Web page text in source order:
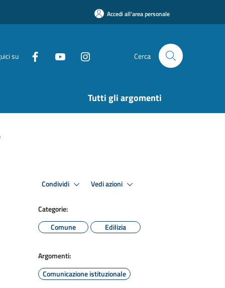
Accedi all'area personale
su Cerca
Tutti gli argomenti
Condividi Vedi azioni
Categorie:
Comune
Edilizia
Argomenti:
Comunicazione istituzionale